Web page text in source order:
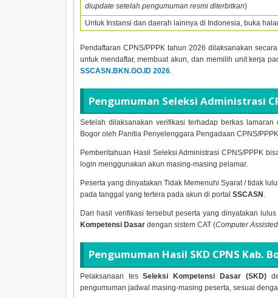
diupdate setelah pengumuman resmi diterbitkan)
Untuk Instansi dan daerah lainnya di Indonesia, buka
Pendaftaran CPNS/PPPK tahun2026 dilaksanakan
untuk mendaftar, membuat akun, dan memilih unit kerja
SSCASN.BKN.GO.ID 2026.
Pengumuman Seleksi Administrasi
Setelah dilaksanakan verifikasi terhadap berkas
Bogor oleh Panitia Penyelenggara Pengadaan CPNS/
Pemberitahuan Hasil Seleksi Administrasi CPNS/PPPK
login menggunakan akun masing-masing pelamar.
Peserta yang dinyatakan Tidak Memenuhi Syarat / tidak
pada tanggal yang tertera pada akun di portal SSCASN .
Dari hasil verifikasi tersebut peserta yang dinyatakan
Kompetensi Dasardengan sistem CAT (Computer
Pengumuman Hasil SKD CPNS Kab.
Pelaksanaan tesSeleksi Kompetensi Dasar (SKD)
pengumuman jadwal masing-masing peserta, sesuai